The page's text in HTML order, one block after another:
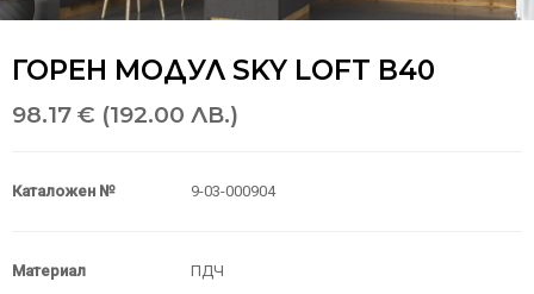
ГОРЕН МОДУЛ SKY LOFT В40
98.17 € (192.00 ЛВ.)
Каталожен № 9-03-000904
Материал
ПДЧ